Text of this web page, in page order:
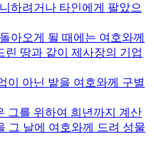
하려거나 타인에게 팔았으
아오게 될 때에는 여호와께
린 땅과 같이 제사장의 기업
이 아닌 밭을 여호와께 구별
그를 위하여 희년까지 계산
그 날에 여호와께 드려 성물